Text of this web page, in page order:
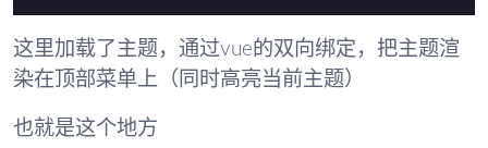
这里加载了主题，通过vue的双向绑定，把主题渲
染在顶部菜单上（同时高亮当前主题）
也就是这个地方